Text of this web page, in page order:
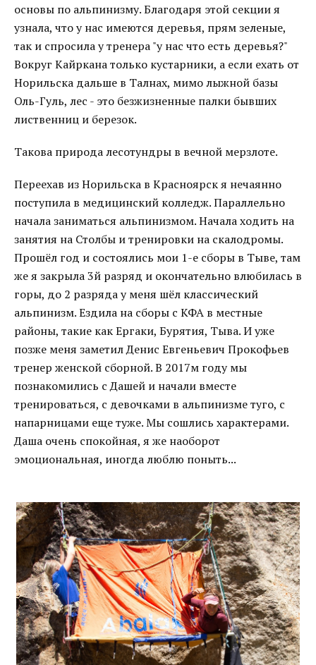
основы по альпинизму. Благодаря этой секции я
узнала, что у нас имеются деревья, прям зеленые,
так и спросила у тренера "у нас что есть деревья?"
Вокруг Кайркана только кустарники, а если ехать от
Норильска дальше в Талнах, мимо лыжной базы
Оль-Гуль, лес - это безжизненные палки бывших
лиственниц и березок.
Такова природа лесотундры в вечной мерзлоте.
Переехав из Норильска в Красноярск я нечаянно
поступила в медицинский колледж. Параллельно
начала заниматься альпинизмом. Начала ходить на
занятия на Столбы и тренировки на скалодромы.
Прошёл год и состоялись мои 1-е сборы в Тыве, там
же я закрыла 3й разряд и окончательно влюбилась в
горы, до 2 разряда у меня шёл классический
альпинизм. Ездила на сборы с КФА в местные
районы, такие как Ергаки, Бурятия, Тыва. И уже
позже меня заметил Денис Евгеньевич Прокофьев
тренер женской сборной. В 2017м году мы
познакомились с Дашей и начали вместе
тренироваться, с девочками в альпинизме туго, с
напарницами еще туже. Мы сошлись характерами.
Даша очень спокойная, я же наоборот
эмоциональная, иногда люблю поныть...